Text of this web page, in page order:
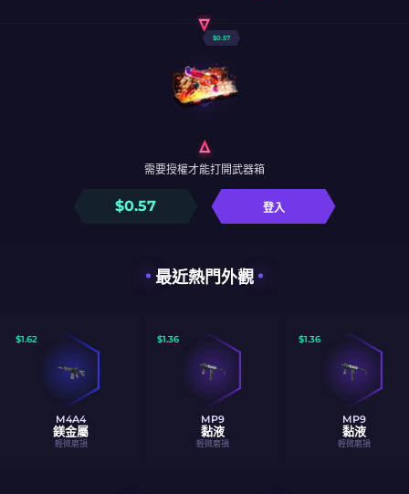
$0.57
$0.57 登入
需要授權才能打開武器箱
最近熱門外觀
$1.62
M4A4
鎂金屬
輕微磨損
$1.36
MP9
黏液
輕微磨損
$1.36
MP9
黏液
輕微磨損